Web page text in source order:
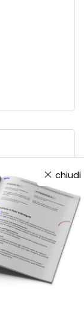
chiudi